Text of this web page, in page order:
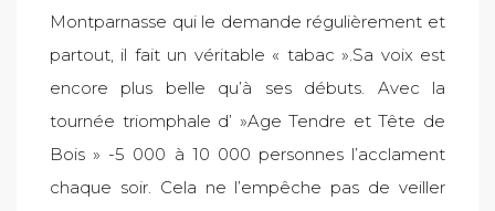
Montparnasse qui le demande régulièrement et
partout, il fait un véritable « tabac ».Sa voix est
encore plus belle qu’à ses débuts. Avec la
tournée triomphale d’ »Age Tendre et Tête de
Bois » -5 000 à 10 000 personnes l’acclament
chaque soir. Cela ne l’empêche pas de veiller